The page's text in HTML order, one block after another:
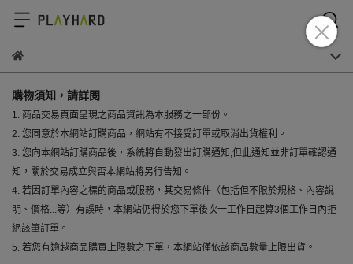
購物須知，請詳閱
1. 商品交易頁面呈現之商品資訊為本服務之一部份。
2. 您同意於本網站訂購商品，網站有不接受訂單或取消出貨權利。
3. 您向本網站訂購商品後，系統將自動發出訂購通知,但此通知並非訂單確認通
知，關於交易成立與否本網站將另行告知。
4. 若因訂單內容之標的商品或服務，其交易條件（包括但不限於規格、內容說
明、價格...等）有誤時，本網站仍得於您下單後次一工作日起算3個工作日內拒
絕該筆訂單。
5. 若您有逾越商品購買上限數之下單，本網站僅依該商品數量上限出貨。